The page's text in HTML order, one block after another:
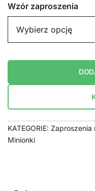
Wzór zaproszenia
KATEGORIE: Zaproszenia
Minionki